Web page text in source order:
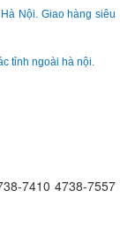
Nội. Giao hàng siêu
tỉnh ngoài hà nội.
7410 4738-7557